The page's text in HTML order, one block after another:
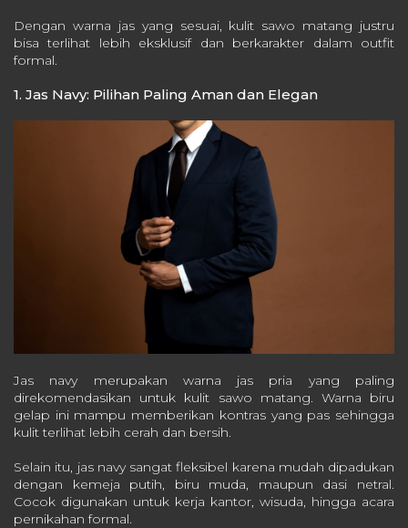
Dengan warna jas yang sesuai, kulit sawo matang justru
bisa terlihat lebih eksklusif dan berkarakter dalam outfit
formal.
1. Jas Navy: Pilihan Paling Aman dan Elegan
Jas navy merupakan warna jas pria yang paling
direkomendasikan untuk kulit sawo matang. Warna biru
gelap ini mampu memberikan kontras yang pas sehingga
kulit terlihat lebih cerah dan bersih.
Selain itu, jas navy sangat fleksibel karena mudah dipadukan
dengan kemeja putih, biru muda, maupun dasi netral.
Cocok digunakan untuk kerja kantor, wisuda, hingga acara
pernikahan formal.